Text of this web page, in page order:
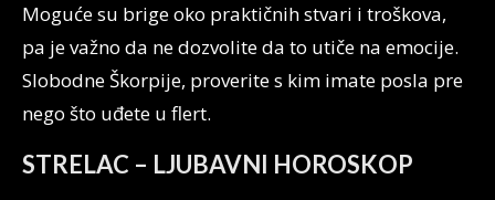
Moguće su brige oko praktičnih stvari i troškova,
pa je važno da ne dozvolite da to utiče na emocije.
Slobodne Škorpije, proverite s kim imate posla pre
nego što uđete u flert.
STRELAC – LJUBAVNI HOROSKOP